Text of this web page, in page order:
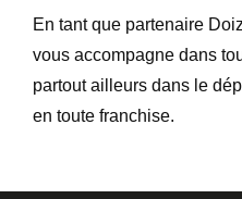
En tant que partenaire
vous accompagne dans
partout ailleurs dans le
en toute franchise.